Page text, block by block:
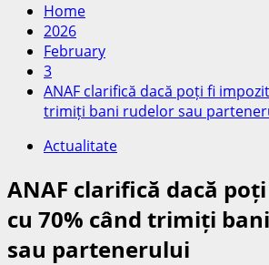
Home
2026
February
3
ANAF clarifică dacă poți fi
trimiți bani rudelor sau
Actualitate
ANAF clarifică dacă
cu 70% când trimiți
sau partenerului